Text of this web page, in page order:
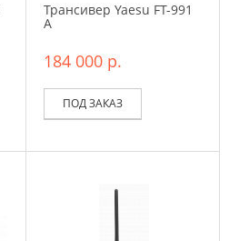
Трансивер Yaesu FT-991
A
184 000 р.
ПОД ЗАКАЗ